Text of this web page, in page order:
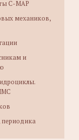
C-MAP
механиков,
и